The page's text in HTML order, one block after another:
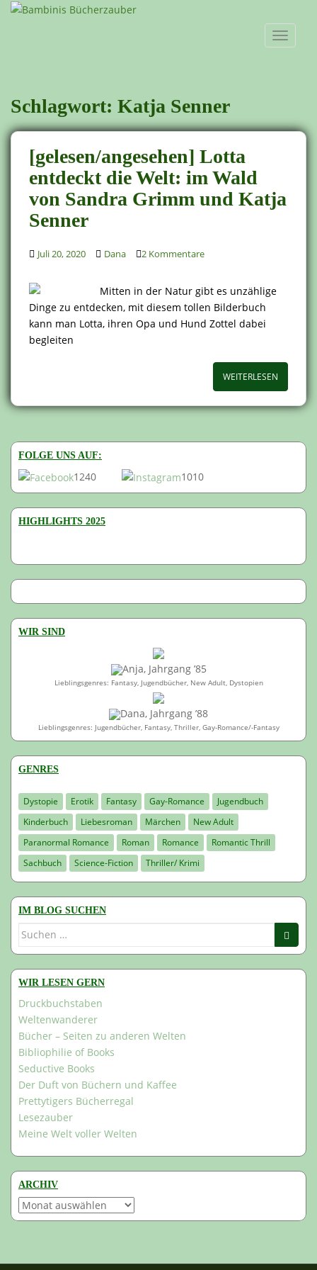
Schlagwort: Katja Senner
[gelesen/angesehen] Lotta
entdeckt die Welt: im Wald
von Sandra Grimm und Katja
Senner
Juli 20, 2020 Dana 2 Kommentare
Mitten in der Natur gibt es unzählige
Dinge zu entdecken, mit diesem tollen Bilderbuch
kann man Lotta, ihren Opa und Hund Zottel dabei
begleiten
WEITERLESEN
FOLGE UNS AUF:
1240 1010
HIGHLIGHTS 2025
WIR SIND
Anja, Jahrgang ’85
Lieblingsgenres: Fantasy, Jugendbücher, New Adult, Dystopien
Dana, Jahrgang ’88
Lieblingsgenres: Jugendbücher, Fantasy, Thriller, Gay-Romance/-Fantasy
GENRES
Dystopie Erotik Fantasy Gay-Romance
Jugendbuch
Kinderbuch
Liebesroman Märchen
New Adult
Paranormal Romance
Roman Romance
Romantic Thrill
Sachbuch
Science-Fiction Thriller/ Krimi
IM BLOG SUCHEN
Suchen
WIR LESEN GERN
Druckbuchstaben
Weltenwanderer
Bücher – Seiten zu anderen Welten
Bibliophilie of Books
Seductive Books
Der Duft von Büchern und Kaffee
Prettytigers Bücherregal
Lesezauber
Meine Welt voller Welten
ARCHIV
Archiv